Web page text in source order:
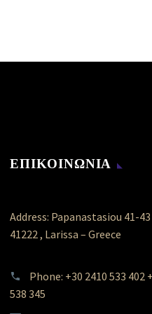
ΕΠΙΚΟΙΝΩΝΙΑ
Address: Papanastasiou 41-43
41222 , Larissa – Greece
Phone: +30 2410 533 402
538 345